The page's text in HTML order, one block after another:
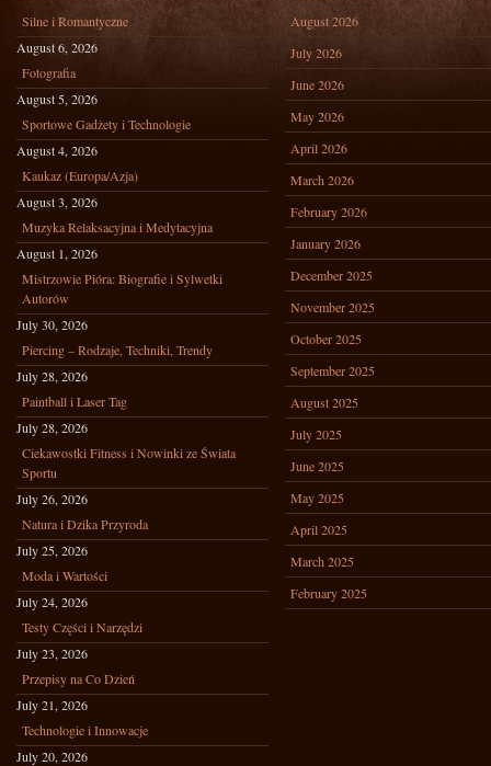
Silne i Romantyczne
August 6, 2026
Fotografia
August 5, 2026
Sportowe Gadżety i Technologie
August 4, 2026
Kaukaz (Europa/Azja)
August 3, 2026
Muzyka Relaksacyjna i Medytacyjna
August 1, 2026
Mistrzowie Pióra: Biografie i Sylwetki
Autorów
July 30, 2026
Piercing – Rodzaje, Techniki, Trendy
July 28, 2026
Paintball i Laser Tag
July 28, 2026
Ciekawostki Fitness i Nowinki ze Świata
Sportu
July 26, 2026
Natura i Dzika Przyroda
July 25, 2026
Moda i Wartości
July 24, 2026
Testy Części i Narzędzi
July 23, 2026
Przepisy na Co Dzień
July 21, 2026
Technologie i Innowacje
July 20, 2026
August 2026
July 2026
June 2026
May 2026
April 2026
March 2026
February 2026
January 2026
December 2025
November 2025
October 2025
September 2025
August 2025
July 2025
June 2025
May 2025
April 2025
March 2025
February 2025